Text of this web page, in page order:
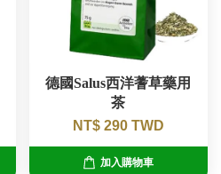
德國Salus西洋蓍草藥用
茶
NT$ 290 TWD
加入購物車